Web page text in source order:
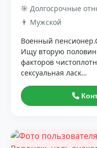
🎯 Долгосрочные
👨 Мужской
Военный
Ищу вторую
факторов
сексуальная ласк…